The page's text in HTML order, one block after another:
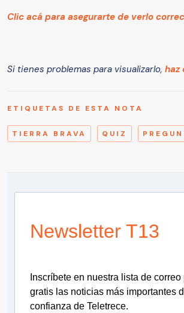
Clic acá para asegurarte de verlo
Si tienes problemas para visualizarlo, haz
ETIQUETAS DE ESTA NOTA
TIERRA BRAVA QUIZ
Newsletter T13
Inscríbete en nuestra lista de
gratis las noticias más importantes
confianza de Teletrece.